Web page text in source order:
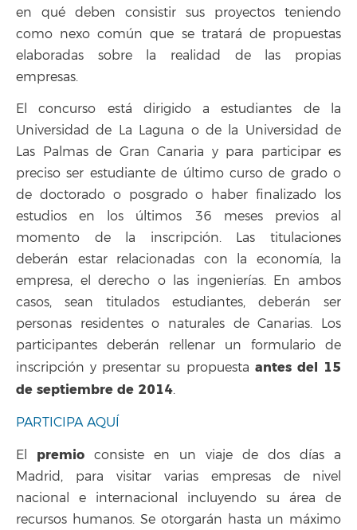
en qué deben consistir sus proyectos teniendo
como nexo común que se tratará de propuestas
elaboradas sobre la realidad de las propias
empresas.
El concurso está dirigido a estudiantes de la
Universidad de La Laguna o de la Universidad de
Las Palmas de Gran Canaria y para participar es
preciso ser estudiante de último curso de grado o
de doctorado o posgrado o haber finalizado los
estudios en los últimos 36 meses previos al
momento de la inscripción. Las titulaciones
deberán estar relacionadas con la economía, la
empresa, el derecho o las ingenierías. En ambos
casos, sean titulados estudiantes, deberán ser
personas residentes o naturales de Canarias. Los
participantes deberán rellenar un formulario de
inscripción y presentar su propuesta antes del 15
de septiembre de 2014.
PARTICIPA AQUÍ
El premio consiste en un viaje de dos días a
Madrid, para visitar varias empresas de nivel
nacional e internacional incluyendo su área de
recursos humanos. Se otorgarán hasta un máximo